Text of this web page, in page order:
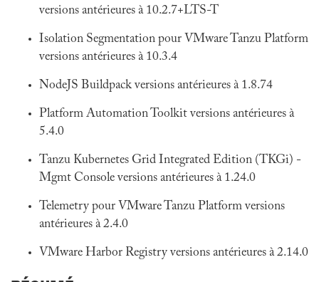
versions antérieures à 10.2.7+LTS-T
Isolation Segmentation pour VMware Tanzu Platform
versions antérieures à 10.3.4
NodeJS Buildpack versions antérieures à 1.8.74
Platform Automation Toolkit versions antérieures à
5.4.0
Tanzu Kubernetes Grid Integrated Edition (TKGi) -
Mgmt Console versions antérieures à 1.24.0
Telemetry pour VMware Tanzu Platform versions
antérieures à 2.4.0
VMware Harbor Registry versions antérieures à 2.14.0